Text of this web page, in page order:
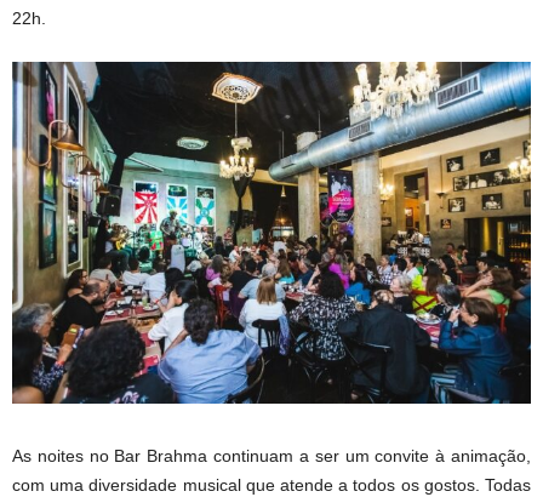
22h.
As noites no Bar Brahma continuam a ser um convite à animação,
com uma diversidade musical que atende a todos os gostos. Todas